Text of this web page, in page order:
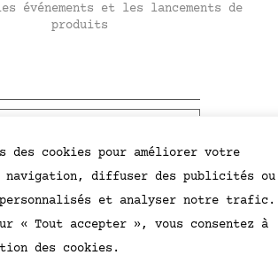
événements et les lancements de
produits